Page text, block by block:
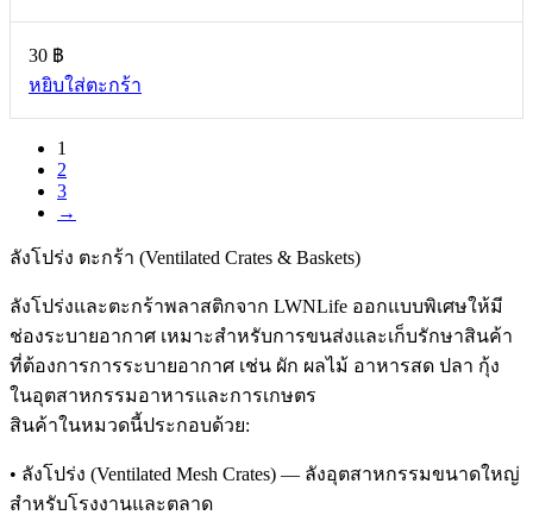
30 ฿
หยิบใส่ตะกร้า
1
2
3
→
ลังโปร่ง ตะกร้า (Ventilated Crates & Baskets)
ลังโปร่งและตะกร้าพลาสติกจาก LWNLife ออกแบบพิเศษให้มี
ช่องระบายอากาศ เหมาะสำหรับการขนส่งและเก็บรักษาสินค้า
ที่ต้องการการระบายอากาศ เช่น ผัก ผลไม้ อาหารสด ปลา กุ้ง
ในอุตสาหกรรมอาหารและการเกษตร
สินค้าในหมวดนี้ประกอบด้วย:
• ลังโปร่ง (Ventilated Mesh Crates) — ลังอุตสาหกรรมขนาดใหญ่
สำหรับโรงงานและตลาด